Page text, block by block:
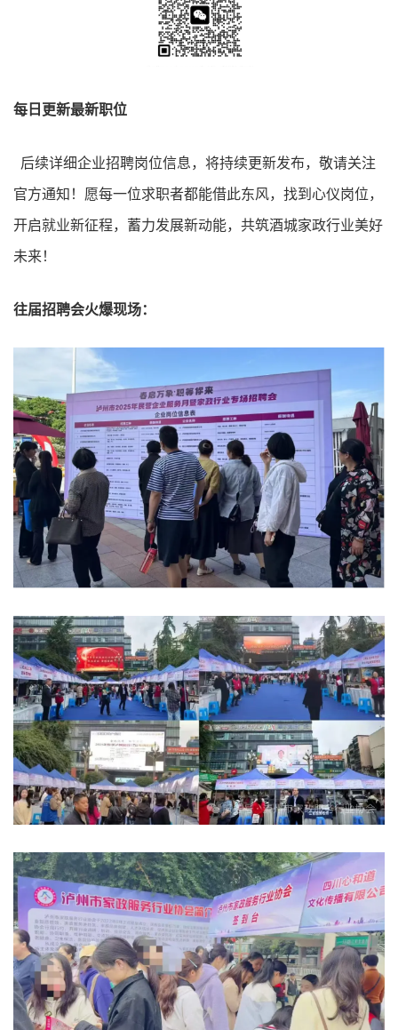
每日更新最新职位
后续详细企业招聘岗位信息，将持续更新发布，敬请关注
官方通知！愿每一位求职者都能借此东风，找到心仪岗位，
开启就业新征程，蓄力发展新动能，共筑酒城家政行业美好
未来！
往届招聘会火爆现场：